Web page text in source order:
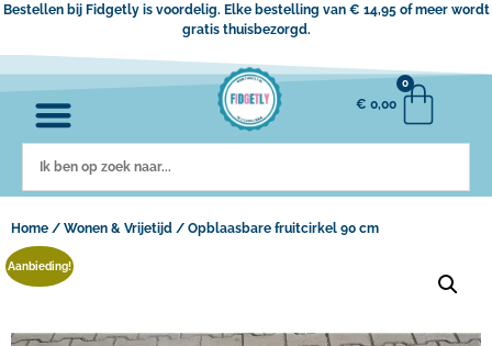
Bestellen bij Fidgetly is voordelig. Elke bestelling van € 14,95 of meer wordt
gratis thuisbezorgd.
€ 0,00
0
Home / Wonen & Vrijetijd / Opblaasbare fruitcirkel 90 cm
Aanbieding!